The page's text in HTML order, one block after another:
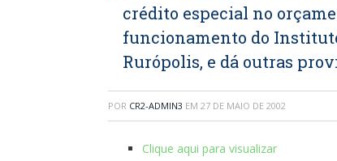
crédito especial no
funcionamento do
Rurópolis, e dá outras
POR CR2-ADMIN3 EM 27 DE MAIO DE 2002
Clique aqui para visualizar